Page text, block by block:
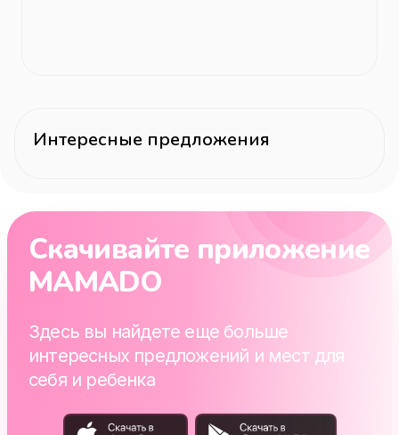
Интересные предложения
Скачивайте приложение
MAMADO
Здесь вы найдете еще больше
интересных предложений и мест для
себя и ребенка